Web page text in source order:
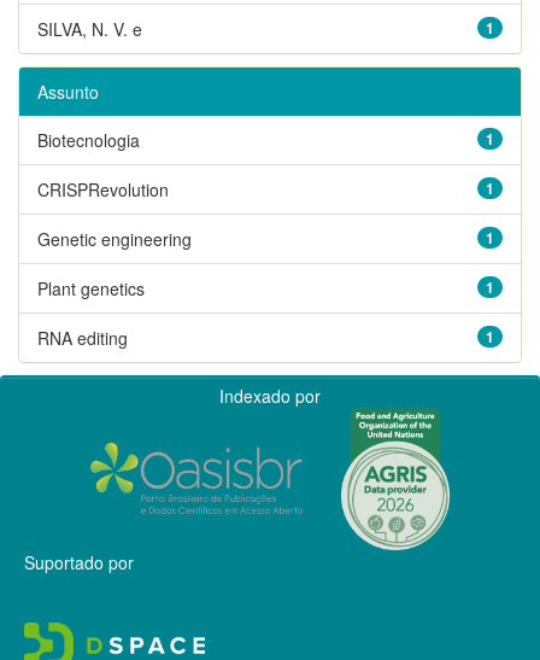
1
SILVA, N. V. e
Assunto
1
Biotecnologia
1
CRISPRevolution
1
Genetic engineering
1
Plant genetics
1
RNA editing
Indexado por
Suportado por